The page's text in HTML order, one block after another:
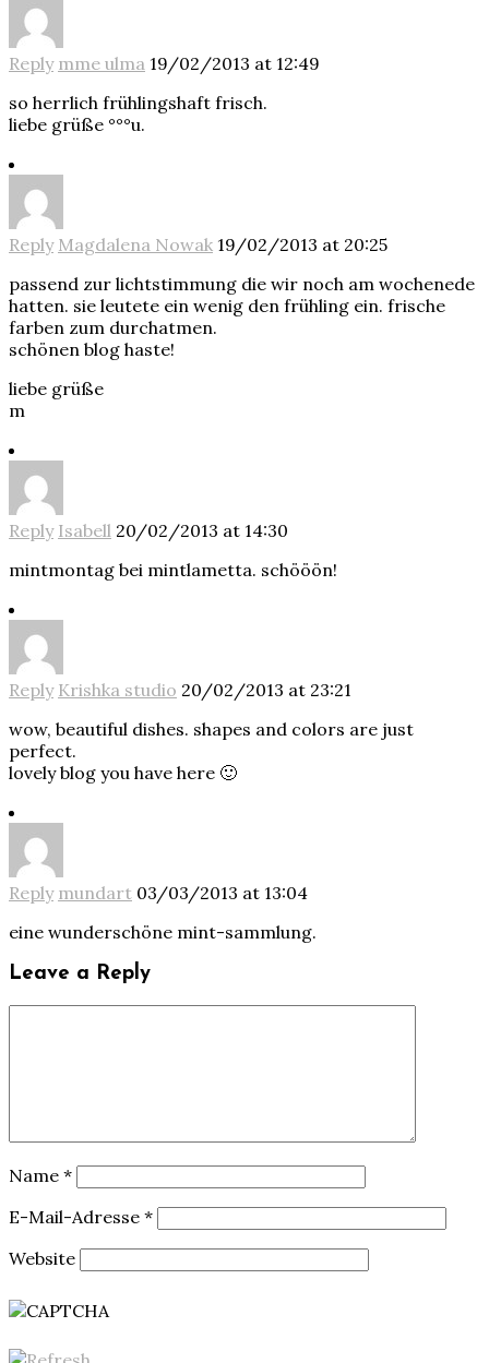
Reply mme ulma 19/02/2013 at 12:49
so herrlich frühlingshaft frisch.
liebe grüße °°°u.
Reply Magdalena Nowak 19/02/2013 at 20:25
passend zur lichtstimmung die wir noch am wochenede
hatten. sie leutete ein wenig den frühling ein. frische
farben zum durchatmen.
schönen blog haste!
liebe grüße
m
Reply Isabell 20/02/2013 at 14:30
mintmontag bei mintlametta. schööön!
Reply Krishka studio 20/02/2013 at 23:21
wow, beautiful dishes. shapes and colors are just
perfect.
lovely blog you have here 🙂
Reply mundart 03/03/2013 at 13:04
eine wunderschöne mint-sammlung.
Leave a Reply
Name *
E-Mail-Adresse *
Website